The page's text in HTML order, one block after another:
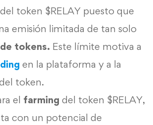
token $RELAY puesto que
emisión limitada de tan solo
tokens. Este límite motiva a
en la plataforma y a la
token.
el farming del token $RELAY,
con un potencial de